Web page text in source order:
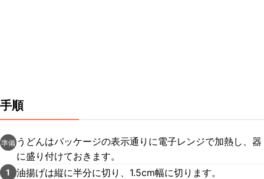
手順
準備 うどんはパッケージの表示通りに電子レンジで加熱し、器
に盛り付けておきます。
1 油揚げは縦に半分に切り、1.5cm幅に切ります。